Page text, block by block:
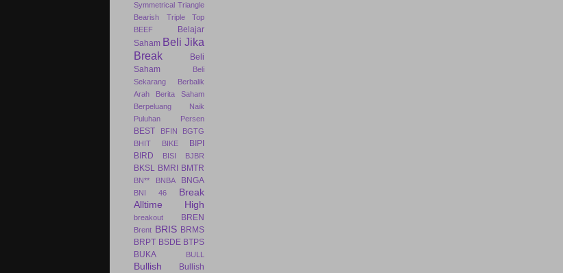
Symmetrical Triangle
Bearish Triple Top
BEEF
Belajar
Saham Beli Jika
Break
Beli
Saham
Beli
Sekarang
Berbalik
Arah
Berita Saham
Berpeluang Naik
Puluhan Persen
BEST BFIN
BGTG
BHIT
BIKE
BIPI
BIRD
BISI BJBR
BKSL BMRI BMTR
BN** BNBA BNGA
BNI 46
Break
Alltime High
breakout BREN
Brent BRIS BRMS
BRPT BSDE BTPS
BUKA
BULL
Bullish
Bullish